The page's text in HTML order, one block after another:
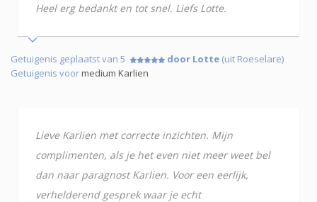
Heel erg bedankt en tot snel. Liefs Lotte.
Getuigenis geplaatst van 5 door Lotte (uit Roeselare)
Getuigenis voormedium Karlien
Lieve Karlien met correcte inzichten. Mijn
complimenten, als je het even niet meer weet bel
dan naar paragnost Karlien. Voor een eerlijk,
verhelderend gesprek waar je echt